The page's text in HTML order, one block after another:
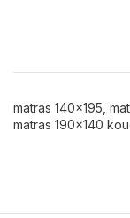
matras 140x195,
matras 190x140